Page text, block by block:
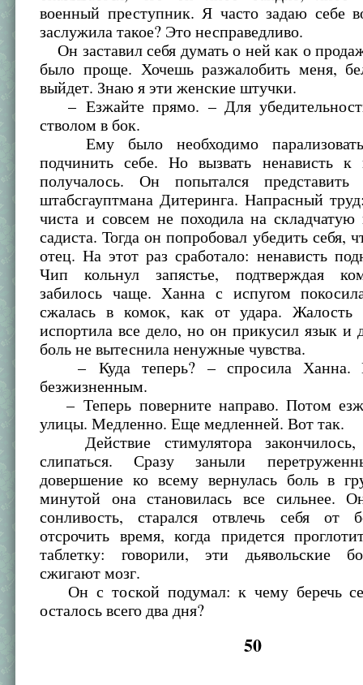
военный преступник. Я часто задаю себе
заслужила такое? Это несправедливо.
Он заставил себя думать о ней как о
было проще. Хочешь разжалобить меня,
выйдет. Знаю я эти женские штучки.
– Езжайте прямо. – Для
стволом в бок.
Ему было необходимо
подчинить себе. Но вызвать ненависть
получалось. Он попытался
штабсгауптмана Дитеринга. Напрасный
чиста и совсем не походила на складчатую
садиста. Тогда он попробовал убедить себя,
отец. На этот раз сработало: ненависть
Чип кольнул запястье, подтверждая
забилось чаще. Ханна с испугом
сжалась в комок, как от удара.
испортила все дело, но он прикусил язык и
боль не вытеснила ненужные чувства.
– Куда теперь? – спросила Ханна.
безжизненным.
– Теперь поверните направо. Потом
улицы. Медленно. Еще медленней. Вот так.
Действие стимулятора закончилось,
слипаться. Сразу заныли
довершение ко всему вернулась боль в
минутой она становилась все сильнее.
сонливость, старался отвлечь себя от
отсрочить время, когда придется
таблетку: говорили, эти дьявольские
сжигают мозг.
Он с тоской подумал: к чему беречь
осталось всего два дня?
50